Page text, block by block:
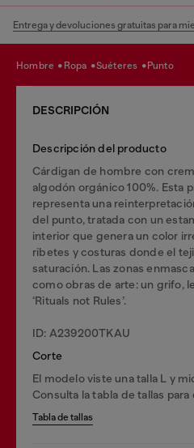
Entrega y devoluciones gratuitas para
hombre ropa suéteres punto
DESCRIPCIÓN
Descripción del producto
Cárdigan de hombre con
algodón orgánico 100%. Esta
representa una
del punto, tratada con un
interior que genera un color
ribetes y costuras donde el
saturación. Las zonas
como obras de arte: un grifo,
‘Rituals not Rules’.
ID: A239200TKAU
Corte
El modelo viste una talla L y
Consulta la tabla de tallas
Tabla de tallas